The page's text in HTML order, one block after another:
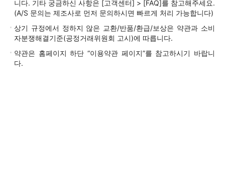
니다. 기타 궁금하신 사항은 [고객센터] > [FAQ]를 참고해주세요.
(A/S 문의는 제조사로 먼저 문의하시면 빠르게 처리 가능합니다)
상기 규정에서 정하지 않은 교환/반품/환급/보상은 약관과 소비
자분쟁해결기준(공정거래위원회 고시)에 따릅니다.
약관은 홈페이지 하단 “이용약관 페이지”를 참고하시기 바랍니
다.